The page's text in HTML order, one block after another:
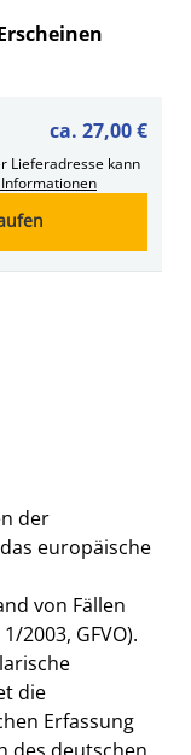
der
europäische
von Fällen
2003, GFVO).
die
Erfassung
des deutschen
ca. 27,00 €
Lieferadresse kann